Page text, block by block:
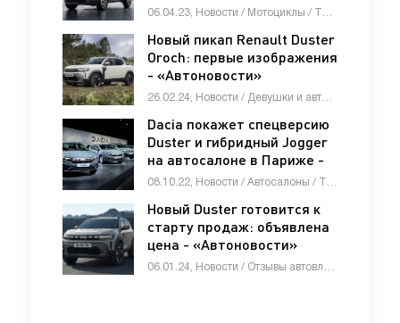
06.04.23, Новости / Мотоциклы / Тест-драйвы / Отзывы автовладельцев / Каталог авто
Новый пикап Renault Duster
Oroch: первые изображения
- «Автоновости»
26.02.24, Новости / Девушки и автомобили / Мотоциклы / Видео новости / Автомобильные аварии / Отзывы автовладельцев / Каталог авто
Dacia покажет спецверсию
Duster и гибридный Jogger
на автосалоне в Париже -
«Автоновости»
08.10.22, Новости / Автосалоны / Тест-драйвы / Видео новости / Автомобильные аварии / Каталог авто
Новый Duster готовится к
старту продаж: объявлена
цена - «Автоновости»
06.01.24, Новости / Отзывы автовладельцев / Мотоциклы / Девушки и автомобили / Видео новости / Автомобильные аварии / Каталог авто